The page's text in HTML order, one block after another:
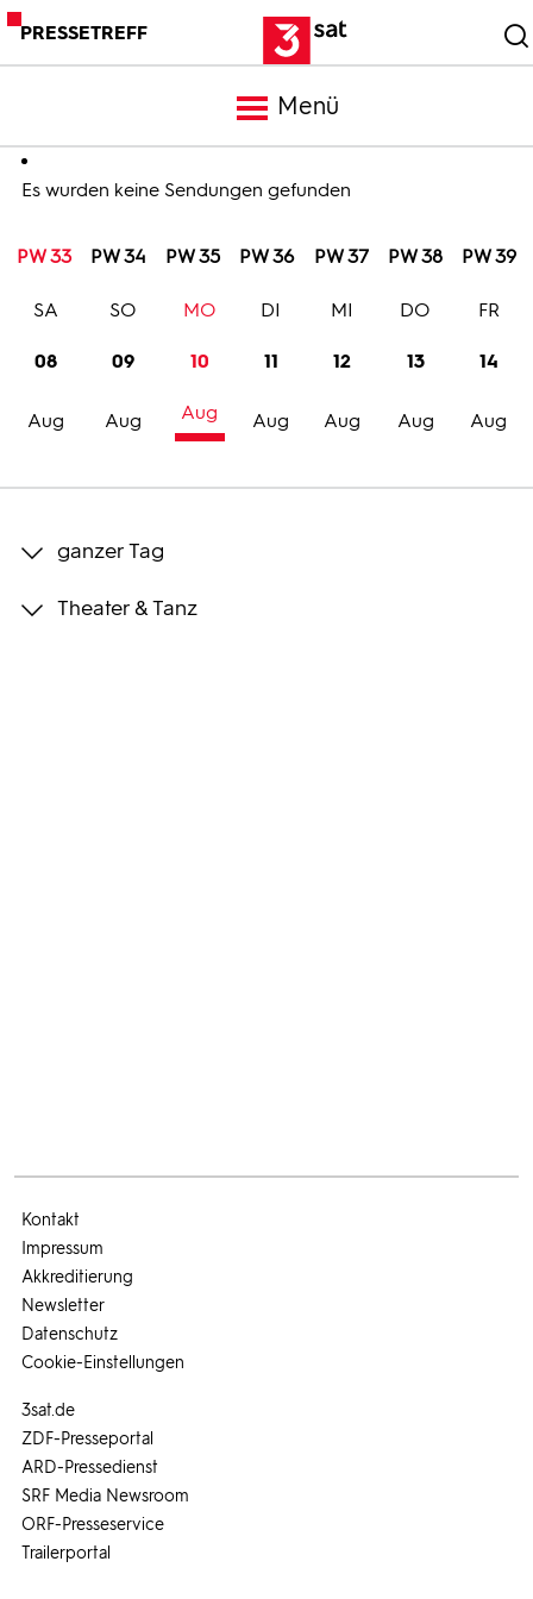
PRESSETREFF
Menü
Meldungen
Programm
Trailer
Bilder
Es wurden keine Sendungen gefunden
PW 33 PW 34 PW 35 PW 36 PW 37 PW 38 PW 39
08
Aug
SA
09
Aug
SO
10
Aug
MO
11
Aug
DI
12
Aug
MI
13
Aug
DO
14
Aug
FR
ganzer Tag
Theater & Tanz
3sat.de
ZDF-Presseportal
ARD-Pressedienst
SRF Media Newsroom
ORF-Presseservice
Trailerportal
Kontakt
Impressum
Akkreditierung
Newsletter
Datenschutz
Cookie-Einstellungen